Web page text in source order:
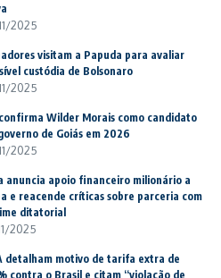
2025
visitam a Papuda para avaliar
custódia de Bolsonaro
2025
Wilder Morais como candidato
de Goiás em 2026
2025
anuncia apoio financeiro milionário a
e reacende críticas sobre parceria com
ditatorial
2025
detalham motivo de tarifa extra de
contra o Brasil e citam “violação de